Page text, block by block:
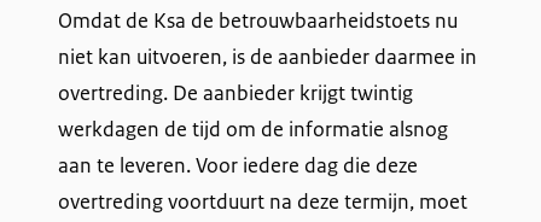
Omdat de Ksa de betrouwbaarheidstoets nu
niet kan uitvoeren, is de aanbieder daarmee in
overtreding. De aanbieder krijgt twintig
werkdagen de tijd om de informatie alsnog
aan te leveren. Voor iedere dag die deze
overtreding voortduurt na deze termijn, moet